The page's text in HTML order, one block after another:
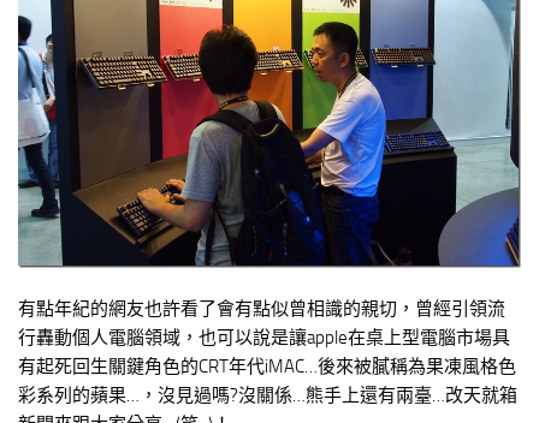
有點年紀的網友也許看了會有點似曾相識的親切，曾經引領流
行轟動個人電腦領域，也可以說是讓apple在桌上型電腦市場具
有起死回生關鍵角色的CRT年代iMAC…後來被膩稱為果凍風格色
彩系列的蘋果…，沒見過嗎?沒關係…熊手上還有兩臺…改天就箱